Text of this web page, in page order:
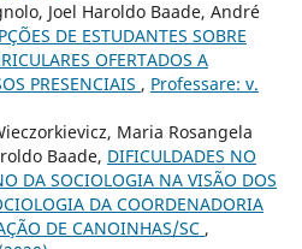
Joel Haroldo Baade, André
DE ESTUDANTES SOBRE
OFERTADOS A
PRESENCIAIS , Professare: v.
Maria Rosangela
Baade, DIFICULDADES NO
DA SOCIOLOGIA NA VISÃO DOS
DA COORDENADORIA
DE CANOINHAS/SC ,